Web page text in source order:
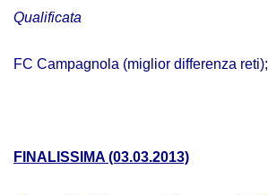
Qualificata
FC Campagnola (miglior differenza reti);
FINALISSIMA (03.03.2013)